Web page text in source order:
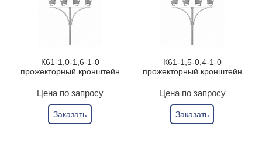
К61-1,0-1,6-1-0
прожекторный кронштейн
Цена по запросу
Заказать
К61-1,5-0,4-1-0
прожекторный кронштейн
Цена по запросу
Заказать